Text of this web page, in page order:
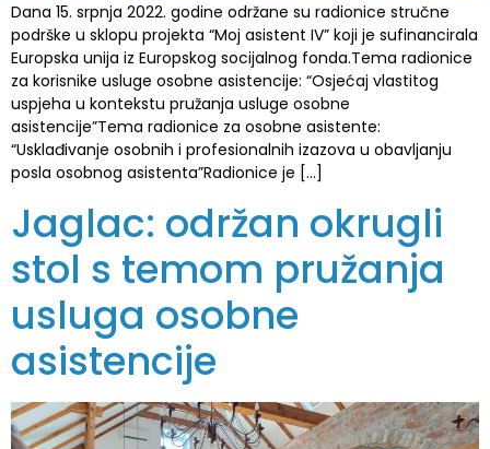
Dana 15. srpnja 2022. godine održane su radionice stručne
podrške u sklopu projekta “Moj asistent IV” koji je sufinancirala
Europska unija iz Europskog socijalnog fonda.Tema radionice
za korisnike usluge osobne asistencije: “Osjećaj vlastitog
uspjeha u kontekstu pružanja usluge osobne
asistencije”Tema radionice za osobne asistente:
“Usklađivanje osobnih i profesionalnih izazova u obavljanju
posla osobnog asistenta”Radionice je […]
Jaglac: održan okrugli
stol s temom pružanja
usluga osobne
asistencije